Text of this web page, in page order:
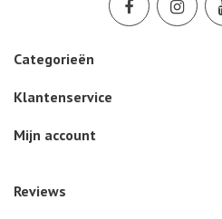
Categorieën
Klantenservice
Mijn account
Reviews